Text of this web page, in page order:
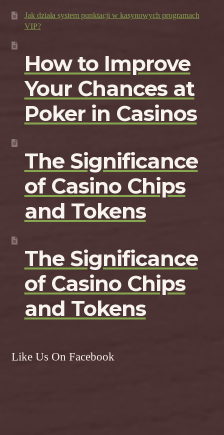
Jak działa system punktacji w kasynowych programach
VIP?
How to Improve
Your Chances at
Poker in Casinos
The Significance
of Casino Chips
and Tokens
The Significance
of Casino Chips
and Tokens
Like Us On Facebook